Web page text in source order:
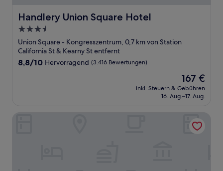
Handlery Union Square Hotel
Handlery Union Square Hotel
3.5-
Sterne-
Unterkunft
Union Square - Kongresszentrum, 0,7 km von Station
California St & Kearny St entfernt
8.8
8,8/10 Hervorragend (3.416 Bewertungen)
Der
Preis
beträgt
167 €
inkl. Steuern & Gebühren
16. Aug.–17. Aug.